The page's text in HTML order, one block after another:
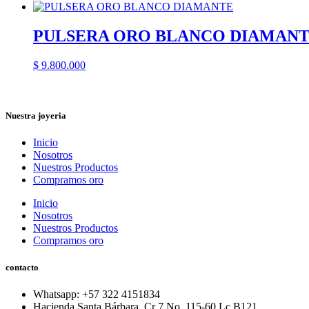
PULSERA ORO BLANCO
$ 9.800.000
Nuestra joyeria
Inicio
Nosotros
Nuestros Productos
Compramos oro
Inicio
Nosotros
Nuestros Productos
Compramos oro
contacto
Whatsapp: ‪+57 322 4151834‬